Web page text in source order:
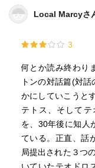
では、真なる思い
も虚偽の思いなし
よる正否分析に重
不可能との結論を
「勘違い」レベ
て、「知っている
発展するのは少々
検証では言論＝言
ァベットレベルに
たものでの可知
れも少々度が過ぎ
Local Marcyさ
3
何とか読み終わり
トンの対話篇(対
かにしていこうと
テトス、そして
を、30年後に知人
ている。正直、話
局提出された３つ